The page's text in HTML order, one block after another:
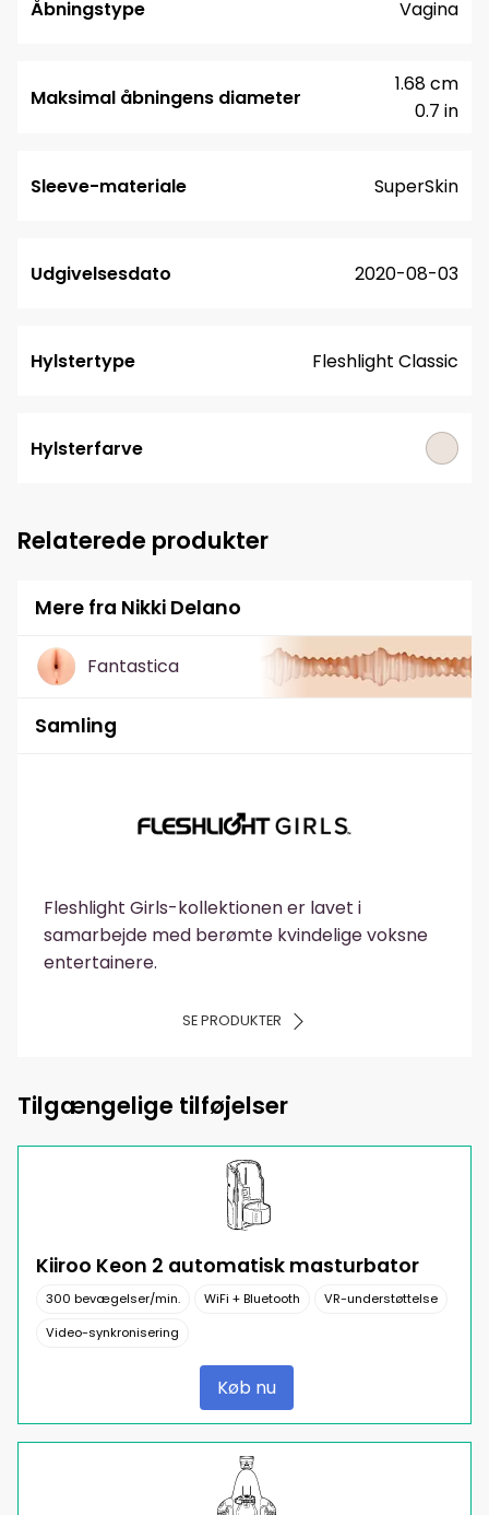
Åbningstype Vagina
Maksimal åbningens diameter
0.7 in
1.68 cm
Sleeve-materiale SuperSkin
Udgivelsesdato 2020-08-03
Hylstertype Fleshlight Classic
Hylsterfarve
Relaterede produkter
Mere fra Nikki Delano
Fantastica
Samling
Fleshlight Girls-kollektionen er lavet i
samarbejde med berømte kvindelige voksne
entertainere.
SE PRODUKTER
Tilgængelige tilføjelser
Kiiroo Keon 2 automatisk masturbator
300 bevægelser/min. WiFi + Bluetooth
VR-understøttelse
Video-synkronisering
Køb nu